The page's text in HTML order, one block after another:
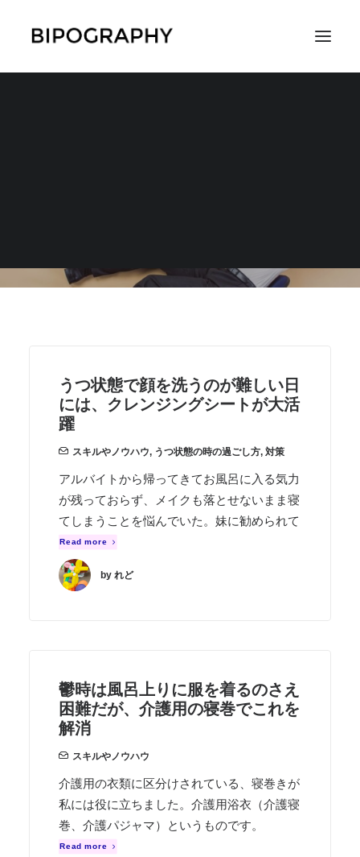
うつ状態で顔を洗うのが難しい日
には、クレンジングシートが大活
躍
スキルやノウハウ, うつ状態の時の過ごし方, 対策
アルバイトから帰ってきてお風呂に入る気力
が残っておらず、メイクも落とせないまま寝
てしまうことを悩んでいた。妹に勧められて
Read more
by れど
鬱時は風呂上りに服を着るのさえ
困難だが、介護用の寝巻でこれを
解消
スキルやノウハウ
介護用の衣類に区分けされている、寝巻きが
私には役に立ちました。介護用浴衣（介護寝
巻、介護パジャマ）というものです。
Read more